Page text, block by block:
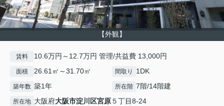
【外観】
賃料 10.6万円～12.7万円 管理/共益費 13,000円
面積 26.61㎡～31.70㎡ 間取り 1DK
築年数 築1年 所在階 7階/14階建
所在地 大阪府大阪市淀川区宮原５丁目8-24